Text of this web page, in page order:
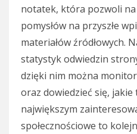
notatek, która pozwoli na
pomysłów na przyszłe
materiałów źródłowych.
statystyk odwiedzin
dzięki nim można
oraz dowiedzieć się, jakie
największym
społecznościowe to